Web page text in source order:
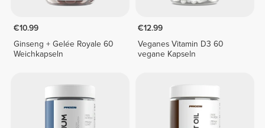
€10.99
Ginseng + Gelée Royale 60
Weichkapseln
€12.99
Veganes Vitamin D3 60
vegane Kapseln